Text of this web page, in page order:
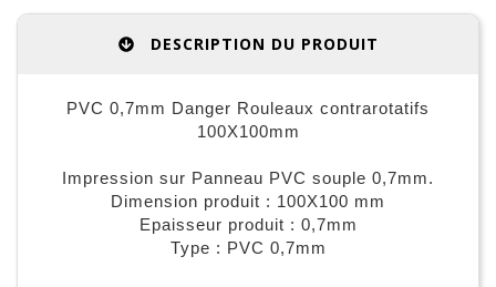
DESCRIPTION DU PRODUIT
PVC 0,7mm Danger Rouleaux contrarotatifs
100X100mm
Impression sur Panneau PVC souple 0,7mm.
Dimension produit : 100X100 mm
Epaisseur produit : 0,7mm
Type : PVC 0,7mm